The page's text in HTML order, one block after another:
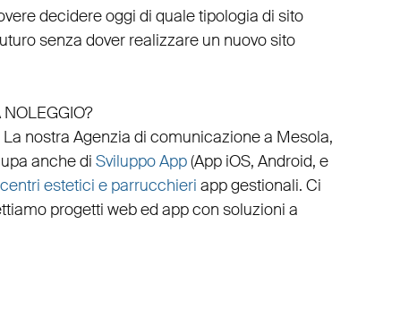
decidere oggi di quale tipologia di sito
senza dover realizzare un nuovo sito
La nostra Agenzia di comunicazione a Mesola,
anche di Sviluppo App(App iOS, Android, e
centri estetici e parrucchieri app gestionali. Ci
progetti webed appcon soluzioni a